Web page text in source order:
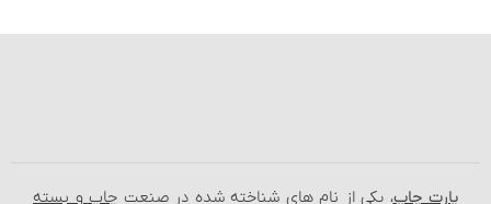
پارت چاپ، یکی از نام‌ های شناخته شده در صنعت چاپ و بسته‌